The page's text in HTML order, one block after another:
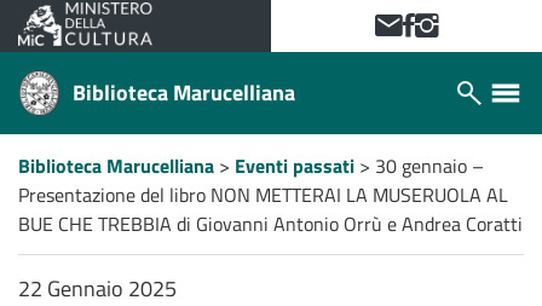
VAI AL CONTENUTO PRINCIPALE
Contattaci!
Facebook
Instagram
Biblioteca Marucelliana
Apri/
laterale
Apri/chiudi
ricerca
Percorso
a
"briciole
pane"
Biblioteca Marucelliana > Eventi passati > 30 gennaio –
Presentazione del libro NON METTERAI LA MUSERUOLA AL
BUE CHE TREBBIA di Giovanni Antonio Orrù e Andrea Coratti
22 Gennaio 2025